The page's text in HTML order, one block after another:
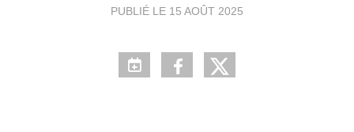
PUBLIÉ LE 15 AOÛT 2025